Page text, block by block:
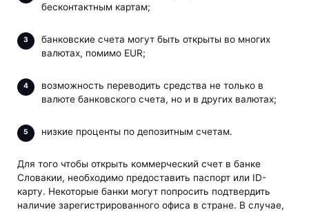
бесконтактным картам;
банковские счета могут быть открыты во многих
валютах, помимо EUR;
возможность переводить средства не только в
валюте банковского счета, но и в других валютах;
низкие проценты по депозитным счетам.
Для того чтобы открыть коммерческий счет в банке
Словакии, необходимо предоставить паспорт или ID-
карту. Некоторые банки могут попросить подтвердить
наличие зарегистрированного офиса в стране. В случае,